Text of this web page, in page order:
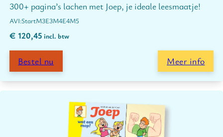
300+ pagina’s lachen met Joep, je ideale leesmaatje!
StartM3E3M4E4M5
€ 120,45 incl. btw
Bestel nu Meer info